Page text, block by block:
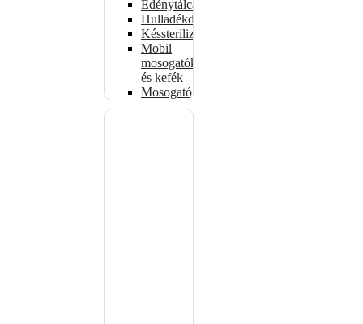
Edénytálcák
Hulladékdarálók
Késsterilizátorok
Mobil
mosogatók
és kefék
Mosogatógépkosarak